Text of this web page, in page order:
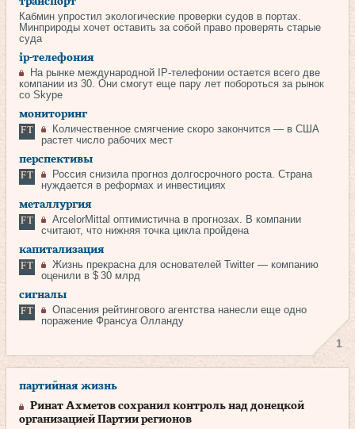
Кабмин упростил экологические проверки судов в портах.
Минприроды хочет оставить за собой право проверять старые
суда
ip-телефония
На рынке международной IP-телефонии остается всего две
компании из 30. Они смогут еще пару лет побороться за рынок
со Skype
мониторинг
Количественное смягчение скоро закончится — в США
растет число рабочих мест
перспективы
Россия снизила прогноз долгосрочного роста. Страна
нуждается в реформах и инвестициях
металлургия
ArcelorMittal оптимистична в прогнозах. В компании
считают, что нижняя точка цикла пройдена
капитализация
Жизнь прекрасна для основателей Twitter — компанию
оценили в $ 30 млрд
сигналы
Опасения рейтингового агентства нанесли еще одно
поражение Франсуа Олланду
1
партийная жизнь
Ринат Ахметов сохранил контроль над донецкой
организацией Партии регионов